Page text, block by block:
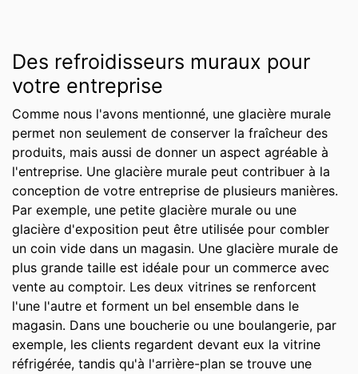
Des refroidisseurs muraux pour
votre entreprise
Comme nous l'avons mentionné, une glacière murale
permet non seulement de conserver la fraîcheur des
produits, mais aussi de donner un aspect agréable à
l'entreprise. Une glacière murale peut contribuer à la
conception de votre entreprise de plusieurs manières.
Par exemple, une petite glacière murale ou une
glacière d'exposition peut être utilisée pour combler
un coin vide dans un magasin. Une glacière murale de
plus grande taille est idéale pour un commerce avec
vente au comptoir. Les deux vitrines se renforcent
l'une l'autre et forment un bel ensemble dans le
magasin. Dans une boucherie ou une boulangerie, par
exemple, les clients regardent devant eux la vitrine
réfrigérée, tandis qu'à l'arrière-plan se trouve une